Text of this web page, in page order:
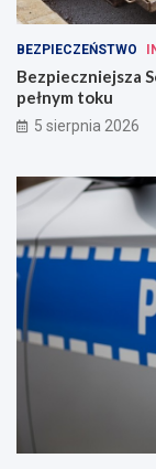
BEZPIECZEŃSTWO
Bezpieczniejsza
pełnym toku
5 sierpnia 2026